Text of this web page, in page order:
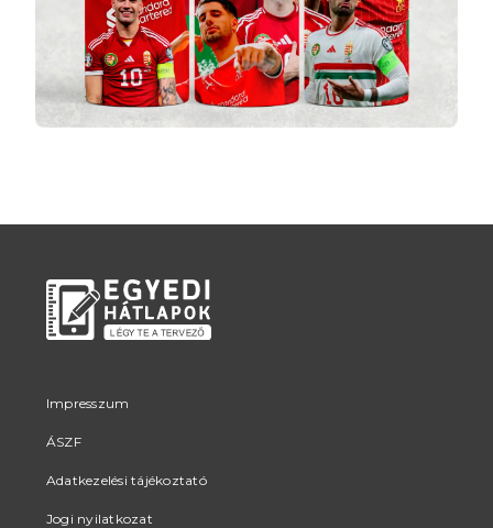
Impresszum
ÁSZF
Adatkezelési tájékoztató
Jogi nyilatkozat